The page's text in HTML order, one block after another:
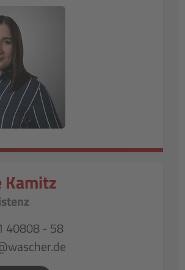
Kamitz
40808 - 58